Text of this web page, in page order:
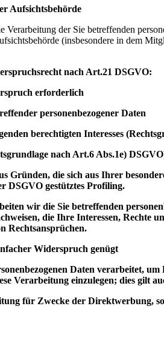
Aufsichtsbehörde
Verarbeitung der Sie betreffenden
(insbesondere in dem
nach Art.21 DSGVO:
erforderlich
personenbezogener Daten
berechtigten Interesses
nach Art.6 Abs.1e)
Gründen, die sich aus Ihrer
DSGVO gestütztes Profiling.
wir die Sie betreffenden
die Ihre Interessen, Rechte
Rechtsansprüchen.
Widerspruch genügt
Daten verarbeitet,
Verarbeitung einzulegen; dies gilt
für Zwecke der Direktwerbung,